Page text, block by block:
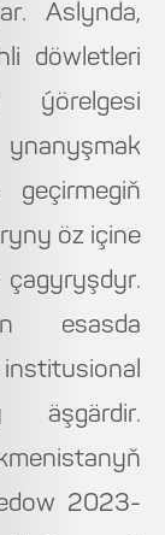
Aslynda,
döwletleri
ýörelgesi
öz içine
çagyryşdyr.
esasda
äşgärdir.
2023-